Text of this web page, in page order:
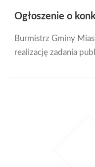
Ogłoszenie o
Burmistrz Gminy
realizację zadania